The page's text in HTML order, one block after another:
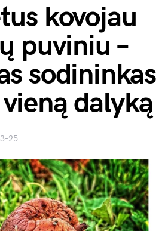
kovojau
puviniu –
sodininkas
dalyką
25